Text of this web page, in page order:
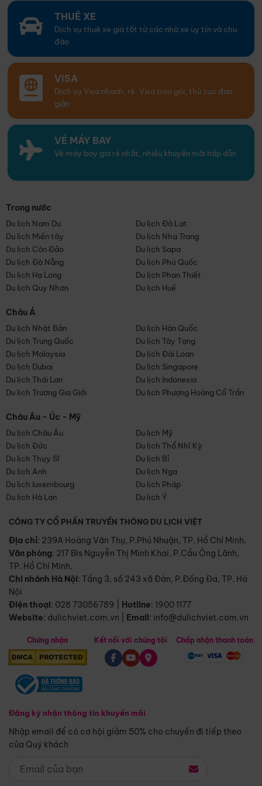
THUÊ XE
Dịch vụ thuê xe giá tốt từ các nhà xe uy tín và chu
đáo
VISA
Dịch vụ Visa nhanh, rẻ. Visa trọn gói, thủ tục đơn
giản
VÉ MÁY BAY
Vé máy bay giá rẻ nhất, nhiều khuyến mãi hấp dẫn
Trong nước
Du lịch Nam Du
Du lịch Đà Lạt
Du lịch Miền tây
Du lịch Nha Trang
Du lịch Côn Đảo
Du lịch Sapa
Du lịch Đà Nẵng
Du lịch Phú Quốc
Du lịch Hạ Long
Du lịch Phan Thiết
Du lịch Quy Nhơn
Du lịch Huế
Châu Á
Du lịch Nhật Bản
Du lịch Hàn Quốc
Du lịch Trung Quốc
Du lịch Tây Tạng
Du lịch Malaysia
Du lịch Đài Loan
Du lịch Dubai
Du lịch Singapore
Du lịch Thái Lan
Du lịch Indonesia
Du lịch Trương Gia Giới
Du lịch Phượng Hoàng Cổ Trấn
Châu Âu - Úc - Mỹ
Du lịch Châu Âu
Du lịch Mỹ
Du lịch Đức
Du lịch Thổ Nhĩ Kỳ
Du lịch Thụy Sĩ
Du lịch Bỉ
Du lịch Anh
Du lịch Nga
Du lịch luxembourg
Du lịch Pháp
Du lịch Hà Lan
Du lịch Ý
CÔNG TY CỔ PHẦN TRUYỀN THÔNG DU LỊCH VIỆT
Địa chỉ: 239A Hoàng Văn Thụ, P.Phú Nhuận, TP. Hồ Chí Minh.
Văn phòng: 217 Bis Nguyễn Thị Minh Khai, P.Cầu Ông Lãnh,
TP. Hồ Chí Minh.
Chi nhánh Hà Nội: Tầng 3, số 243 xã Đàn, P.Đống Đa, TP. Hà
Nội
Điện thoại: 028 73056789 Hotline: 1900 1177
Website: dulichviet.com.vn Email: info@dulichviet.com.vn
Chứng nhận
Đăng ký nhận thông tin khuyến mãi
Nhập email để có cơ hội giảm 50% cho chuyến đi tiếp theo
của Quý khách
Kết nối với chúng tôi Chấp nhận thanh toán